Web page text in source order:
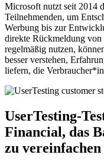
Microsoft nutzt seit 2014
Teilnehmenden, um
Werbung bis zur
direkte Rückmeldung
regelmäßig nutzen,
besser verstehen,
liefern, die
UserTesting-
Financial, das
zu vereinfachen